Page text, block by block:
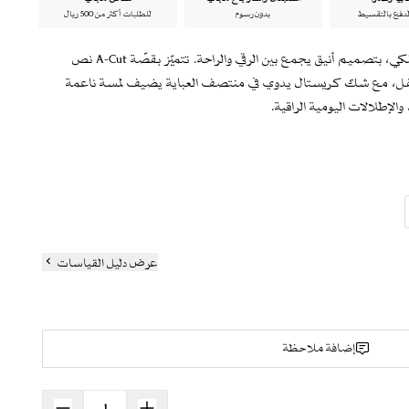
بالتقسيط بدون رسوم للطلبات أكثر من 500 ريال
عباية سوداء فاخرة من قماش الكريب الملكي، بتصميم أنيق يجمع بين الرقي والراحة. تتميّز بقصّة A-Cut نص
مع شك كريستال يدوي في منتصف العباية يضيف لمسة ناعمة
اليومية الراقية.
متناسقة ومكتملة.
عرض دليل القياسات
إضافة ملاحظة